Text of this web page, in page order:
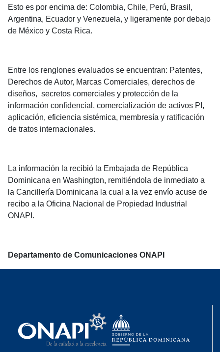
Esto es por encima de: Colombia, Chile, Perú, Brasil,
Argentina, Ecuador y Venezuela, y ligeramente por debajo
de México y Costa Rica.
Entre los renglones evaluados se encuentran: Patentes,
Derechos de Autor, Marcas Comerciales, derechos de
diseños, secretos comerciales y protección de la
información confidencial, comercialización de activos PI,
aplicación, eficiencia sistémica, membresía y ratificación
de tratos internacionales.
La información la recibió la Embajada de República
Dominicana en Washington, remitiéndola de inmediato a
la Cancillería Dominicana la cual a la vez envío acuse de
recibo a la Oficina Nacional de Propiedad Industrial
ONAPI.
Departamento de Comunicaciones ONAPI